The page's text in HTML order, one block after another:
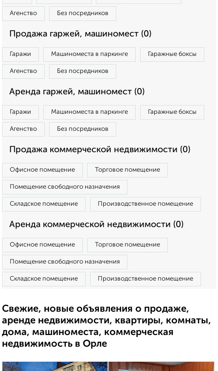
Агенство Без посредников
Продажа гаржей, машиномест (0)
Гаражи Машиноместа в паркинге Гаражные боксы
Агенство Без посредников
Аренда гаржей, машиномест (0)
Гаражи Машиноместа в паркинге Гаражные боксы
Агенство Без посредников
Продажа коммерческой недвижимости (0)
Офисное помещение Торговое помещение
Помещение свободного назначения
Складское помещение Производственное помещение
Аренда коммерческой недвижимости (0)
Офисное помещение Торговое помещение
Помещение свободного назначения
Складское помещение Производственное помещение
Свежие, новые объявления о продаже,
аренде недвижимости, квартиры, комнаты,
дома, машиноместа, коммерческая
недвижимость в Орле